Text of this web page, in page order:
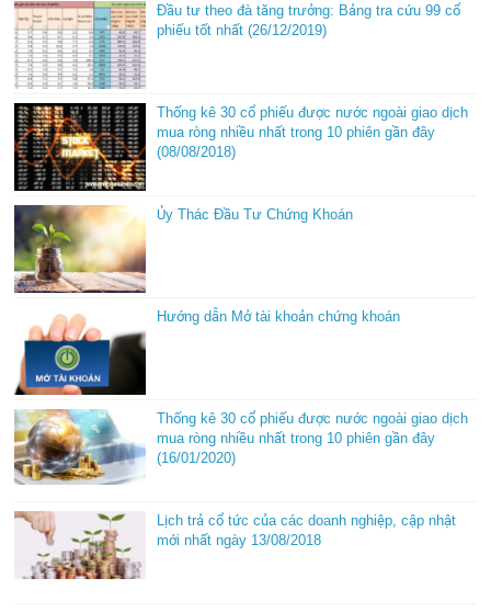
Đầu tư theo đà tăng trưởng: Bảng tra cứu 99 cổ
phiếu tốt nhất (26/12/2019)
Thống kê 30 cổ phiếu được nước ngoài giao dịch
mua ròng nhiều nhất trong 10 phiên gần đây
(08/08/2018)
Ủy Thác Đầu Tư Chứng Khoán
Hướng dẫn Mở tài khoản chứng khoán
Thống kê 30 cổ phiếu được nước ngoài giao dịch
mua ròng nhiều nhất trong 10 phiên gần đây
(16/01/2020)
Lịch trả cổ tức của các doanh nghiệp, cập nhật
mới nhất ngày 13/08/2018